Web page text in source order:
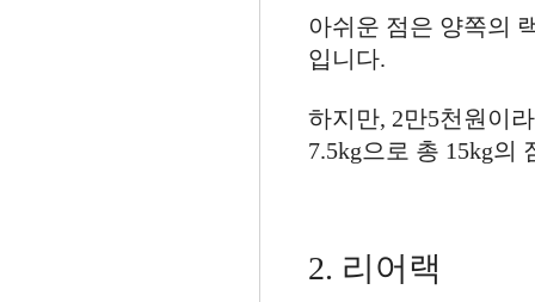
아쉬운 점은 양쪽의
입니다.
하지만, 2만5천원이
7.5kg으로 총 15kg의
2. 리어랙